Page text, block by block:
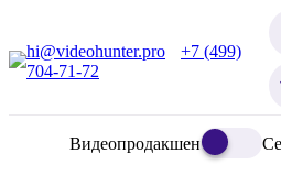
hi@videohunter.pro
+7 (499)
704-71-72
Видеопродакшен